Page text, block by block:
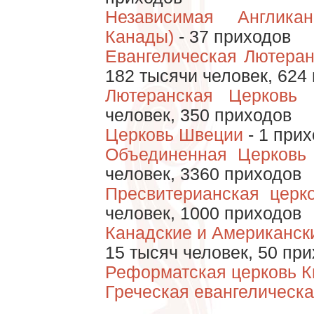
Независимая
Канады) - 37 приходов
Евангелическая
182 тысячи человек, 624
Лютеранская
человек, 350 приходов
Церковь Швеции - 1
Объединенная
человек, 3360 приходов
Пресвитерианская
человек, 1000 приходов
Канадские и
15 тысяч человек, 50
Реформатская церковь
Греческая